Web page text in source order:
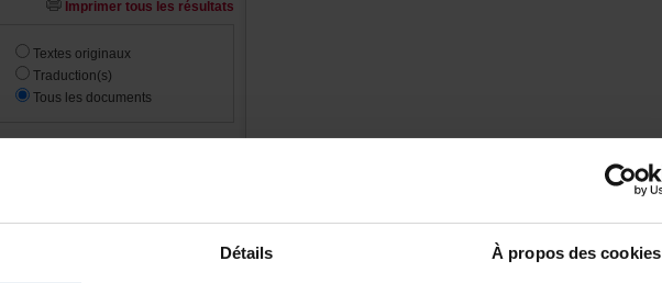
Détails Àproposdescookies
Imprimertouslesrésultats
Textesoriginaux
Traduction(s)
Touslesdocuments